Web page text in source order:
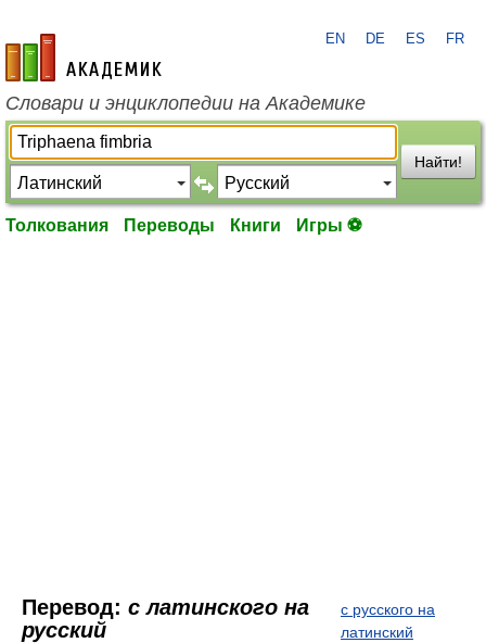
academic.ru
EN DE ES FR
Словари и энциклопедии на Академике
Найти!
Толкования Переводы Книги Игры ⚽
Перевод: с латинского на
русский
с русского на
латинский